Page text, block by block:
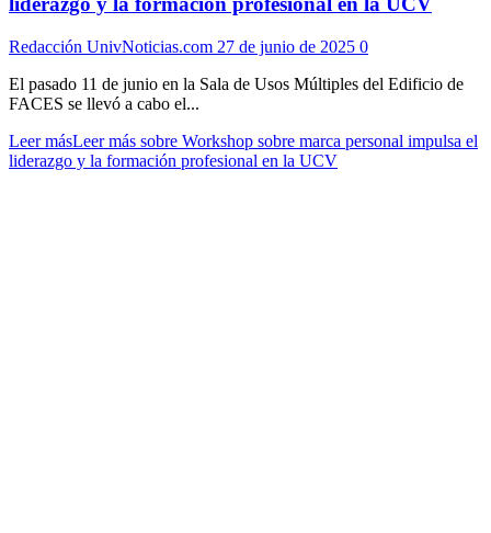
Redacción UnivNoticias.com 27 de junio de 2025 0
El pasado 11 de junio en la Sala de Usos Múltiples del Edificio de
FACES se llevó a cabo el...
Leer másLeer más sobre Workshop sobre marca personal impulsa el
liderazgo y la formación profesional en la UCV